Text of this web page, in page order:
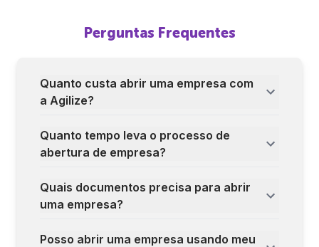
Perguntas Frequentes
Quanto custa abrir uma empresa com
a Agilize?
Quanto tempo leva o processo de
abertura de empresa?
Quais documentos precisa para abrir
uma empresa?
Posso abrir uma empresa usando meu